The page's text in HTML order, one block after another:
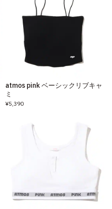
atmos pink ベーシックリブキャ
ミ
¥5,390